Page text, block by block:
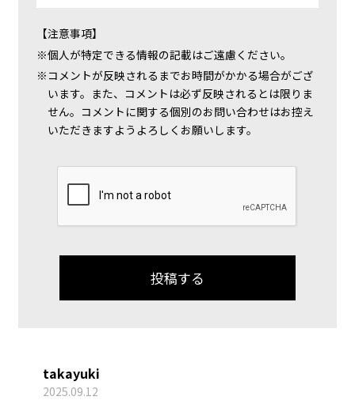
【注意事項】
個人が特定できる情報の記載はご遠慮ください。
コメントが反映されるまでお時間がかかる場合がござ
います。また、コメントは必ず反映されるとは限りま
せん。コメントに関する個別のお問い合わせはお控え
いただきますようよろしくお願いします。
takayuki
2025.09.12